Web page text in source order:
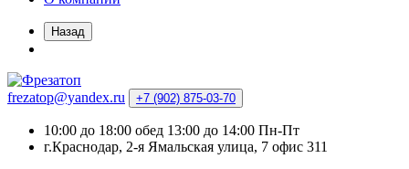
Назад
frezatop@yandex.ru +7 (902) 875-03-70
10:00 до 18:00 обед 13:00 до 14:00 Пн-Пт
г.Краснодар, 2-я Ямальская улица, 7 офис 311